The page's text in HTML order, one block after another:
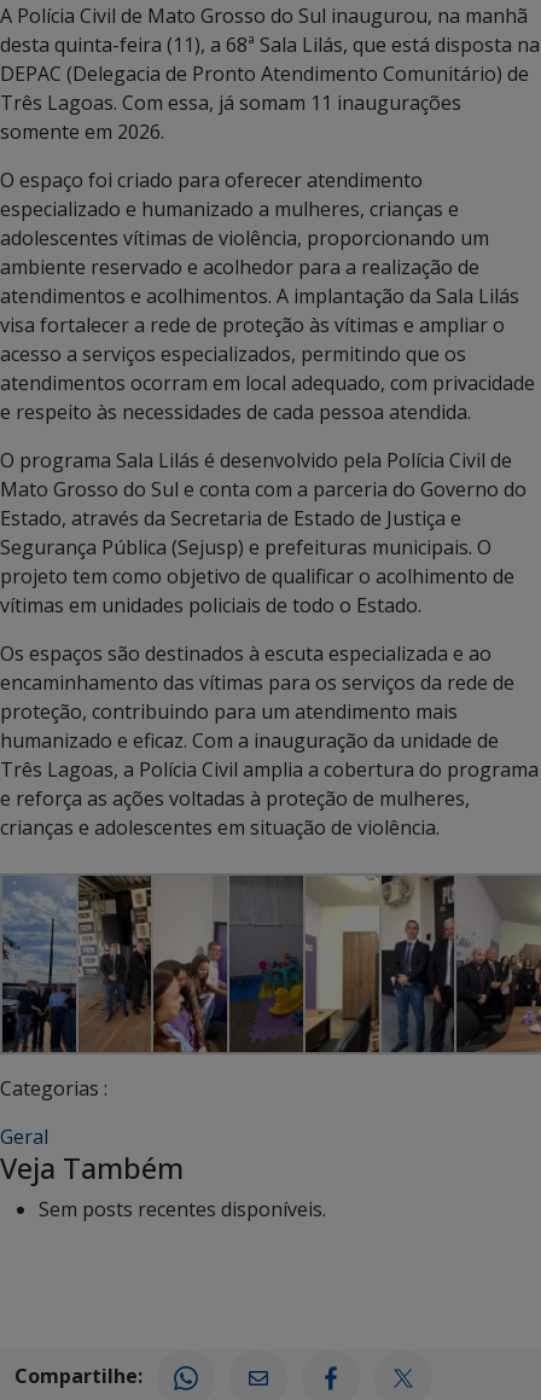
A Polícia Civil de Mato Grosso do Sul inaugurou, na manhã
desta quinta-feira (11), a 68ª Sala Lilás, que está disposta na
DEPAC (Delegacia de Pronto Atendimento Comunitário) de
Três Lagoas. Com essa, já somam 11 inaugurações
somente em 2026.
O espaço foi criado para oferecer atendimento
especializado e humanizado a mulheres, crianças e
adolescentes vítimas de violência, proporcionando um
ambiente reservado e acolhedor para a realização de
atendimentos e acolhimentos. A implantação da Sala Lilás
visa fortalecer a rede de proteção às vítimas e ampliar o
acesso a serviços especializados, permitindo que os
atendimentos ocorram em local adequado, com privacidade
e respeito às necessidades de cada pessoa atendida.
O programa Sala Lilás é desenvolvido pela Polícia Civil de
Mato Grosso do Sul e conta com a parceria do Governo do
Estado, através da Secretaria de Estado de Justiça e
Segurança Pública (Sejusp) e prefeituras municipais. O
projeto tem como objetivo de qualificar o acolhimento de
vítimas em unidades policiais de todo o Estado.
Os espaços são destinados à escuta especializada e ao
encaminhamento das vítimas para os serviços da rede de
proteção, contribuindo para um atendimento mais
humanizado e eficaz. Com a inauguração da unidade de
Três Lagoas, a Polícia Civil amplia a cobertura do programa
e reforça as ações voltadas à proteção de mulheres,
crianças e adolescentes em situação de violência.
Categorias :
Geral
Veja Também
Sem posts recentes disponíveis.
Compartilhe: